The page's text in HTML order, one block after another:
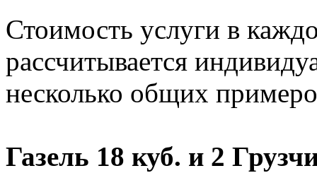
Стоимость услуги в
рассчитывается
несколько общих
Газель 18 куб. и 2